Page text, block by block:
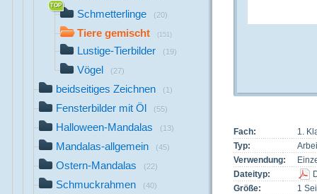
Schmetterlinge (20)
Tiere gemischt (151)
Lustige-Tierbilder (19)
Vögel (27)
beidseitiges Zeichnen (1)
Fensterbilder mit Öl (55)
Halloween-Mandalas (13)
Mandalas-allgemein (45)
Ostern-Mandalas (22)
Schmuckrahmen (40)
Fach:
1.
Typ:
Verwendung:
Dateityp:
Größe:
1